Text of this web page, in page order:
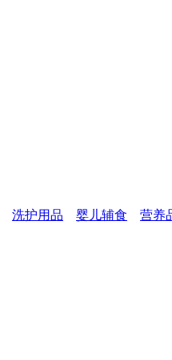
洗护用品 婴儿辅食 营养